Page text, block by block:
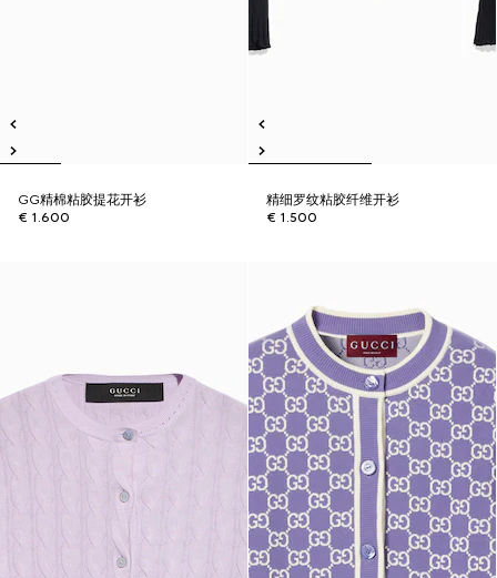
GG精棉粘胶提花开衫
€ 1.600
精细罗纹粘胶纤维开衫
€ 1.500